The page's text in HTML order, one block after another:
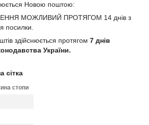
Новою поштою:
МОЖЛИВИЙ ПРОТЯГОМ 14 днів з
посилки.
здійснюється протягом 7 днів
України.
сітка
стопи